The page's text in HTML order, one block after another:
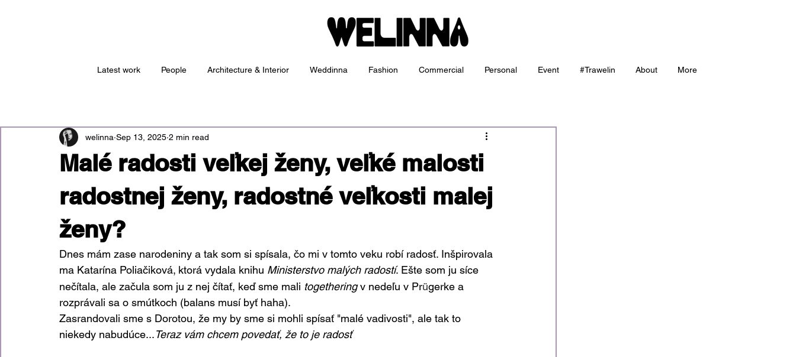
Latest work People Architecture & Interior Weddinna Fashion Commercial Personal Event #Trawelin About More
Malé radosti veľkej ženy, veľké malosti
radostnej ženy, radostné veľkosti malej
ženy?
welinna Sep 13, 2025 2 min read
Dnes mám zase narodeniny a tak som si spísala, čo mi v tomto veku robí radosť. Inšpirovala
ma Katarína Poliačiková, ktorá vydala knihu Ministerstvo malých radostí. Ešte som ju síce
nečítala, ale začula som ju z nej čítať, keď sme mali togethering v nedeľu v Prügerke a
rozprávali sa o smútkoch (balans musí byť haha).
Zasrandovali sme s Dorotou, že my by sme si mohli spísať "malé vadivosti", ale tak to
niekedy nabudúce...Teraz vám chcem povedať, že to je radosť